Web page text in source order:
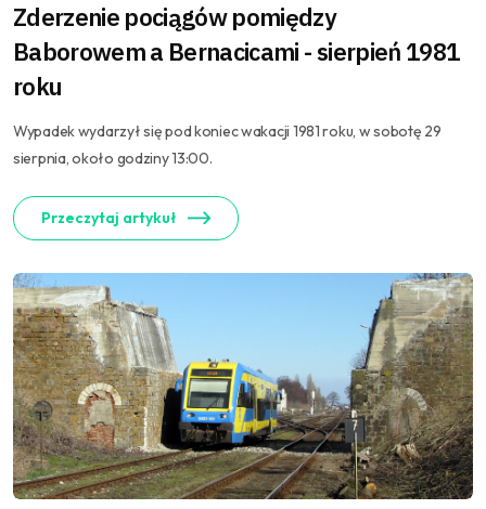
Zderzenie pociągów pomiędzy
Baborowem a Bernacicami - sierpień 1981
roku
Wypadek wydarzył się pod koniec wakacji 1981 roku, w sobotę 29
sierpnia, około godziny 13:00.
Przeczytaj artykuł